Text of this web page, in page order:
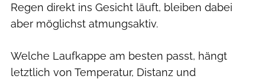
Regen direkt ins Gesicht läuft, bleiben dabei
aber möglichst atmungsaktiv.
Welche Laufkappe am besten passt, hängt
letztlich von Temperatur, Distanz und